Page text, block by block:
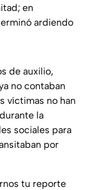
en
ardiendo
de auxilio,
no contaban
víctimas no han
la
sociales para
por
tu reporte